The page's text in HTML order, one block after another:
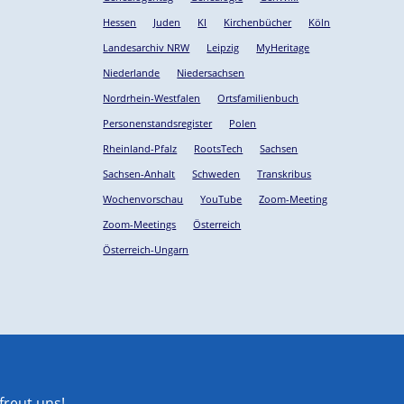
Hessen
Juden KI Kirchenbücher
Köln
Landesarchiv NRW
Leipzig
MyHeritage
Niederlande
Niedersachsen
Nordrhein-Westfalen
Ortsfamilienbuch
Personenstandsregister
Polen
Rheinland-Pfalz
RootsTech
Sachsen
Sachsen-Anhalt
Schweden
Transkribus
Wochenvorschau
YouTube
Zoom-Meeting
Zoom-Meetings
Österreich
Österreich-Ungarn